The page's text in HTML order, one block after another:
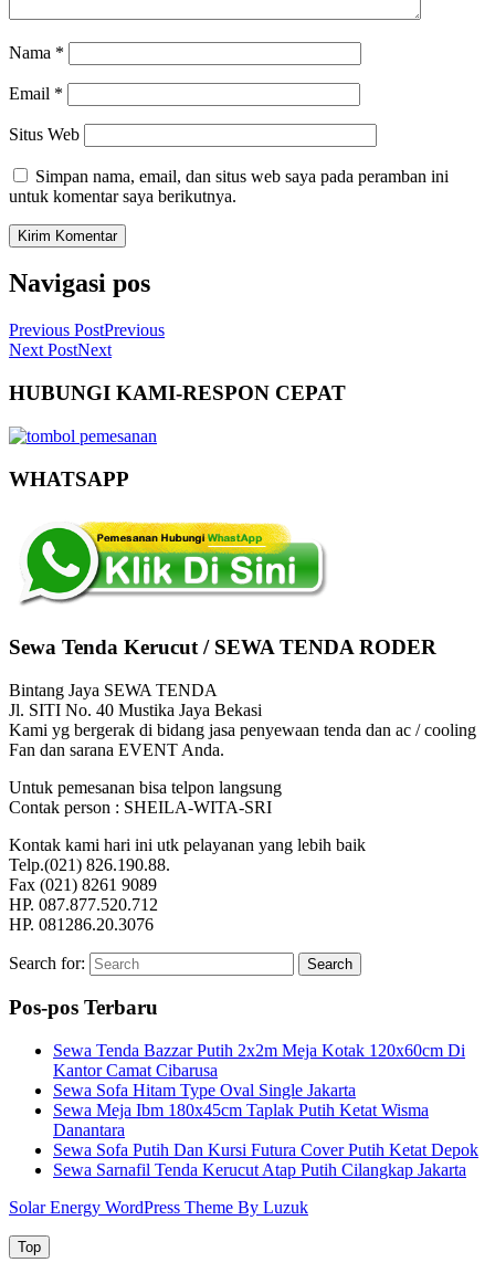
Nama *
Email *
Situs Web
Simpan nama, email, dan situs web saya pada peramban ini
untuk komentar saya berikutnya.
Navigasi pos
Previous PostPrevious
Next PostNext
HUBUNGI KAMI-RESPON CEPAT
WHATSAPP
Sewa Tenda Kerucut / SEWA TENDA RODER
Bintang Jaya SEWA TENDA
Jl. SITI No. 40 Mustika Jaya Bekasi
Kami yg bergerak di bidang jasa penyewaan tenda dan ac / cooling
Fan dan sarana EVENT Anda.
Untuk pemesanan bisa telpon langsung
Contak person : SHEILA-WITA-SRI
Kontak kami hari ini utk pelayanan yang lebih baik
Telp.(021) 826.190.88.
Fax (021) 8261 9089
HP. 087.877.520.712
HP. 081286.20.3076
Search for: Search
Pos-pos Terbaru
Sewa Tenda Bazzar Putih 2x2m Meja Kotak 120x60cm Di
Kantor Camat Cibarusa
Sewa Sofa Hitam Type Oval Single Jakarta
Sewa Meja Ibm 180x45cm Taplak Putih Ketat Wisma
Danantara
Sewa Sofa Putih Dan Kursi Futura Cover Putih Ketat Depok
Sewa Sarnafil Tenda Kerucut Atap Putih Cilangkap Jakarta
Solar Energy WordPress Theme By Luzuk
Top